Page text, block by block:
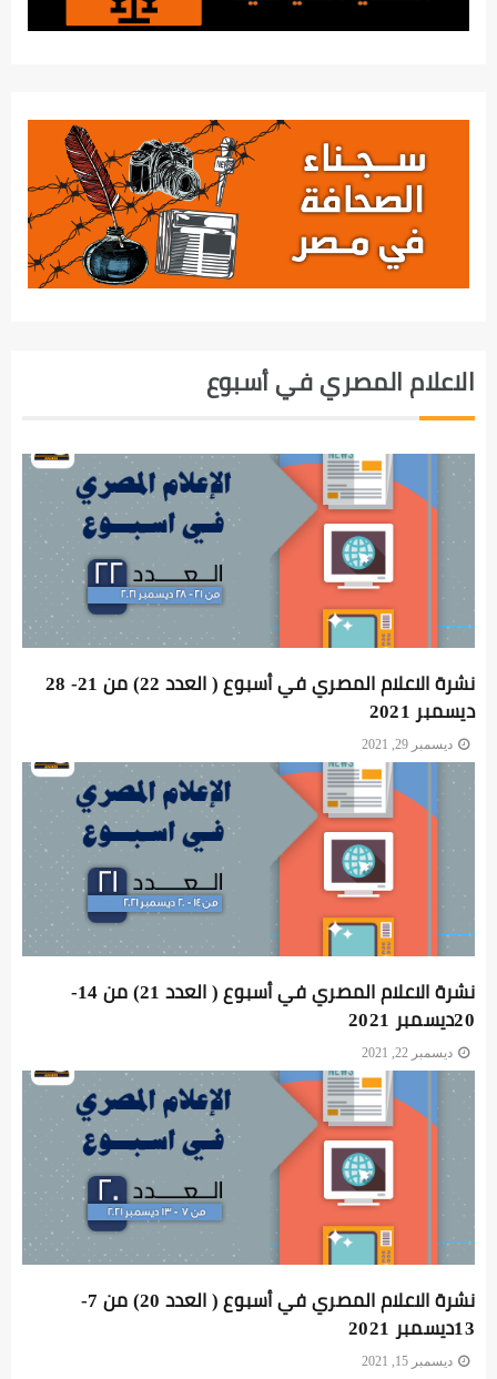
الاعلام المصري في أسبوع
نشرة الاعلام المصري في أسبوع ( العدد 22) من 21- 28
ديسمبر 2021
ديسمبر 29, 2021
نشرة الاعلام المصري في أسبوع ( العدد 21) من 14-
20ديسمبر 2021
ديسمبر 22, 2021
نشرة الاعلام المصري في أسبوع ( العدد 20) من 7-
13ديسمبر 2021
ديسمبر 15, 2021